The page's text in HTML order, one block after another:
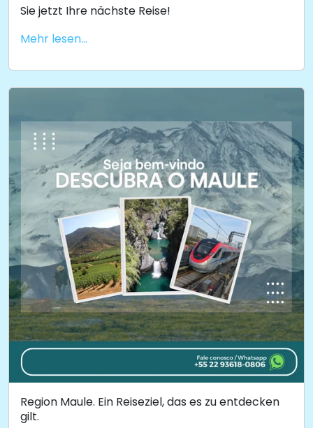
Sie jetzt Ihre nächste Reise!
Mehr lesen...
Region Maule. Ein Reiseziel, das es zu entdecken
gilt.